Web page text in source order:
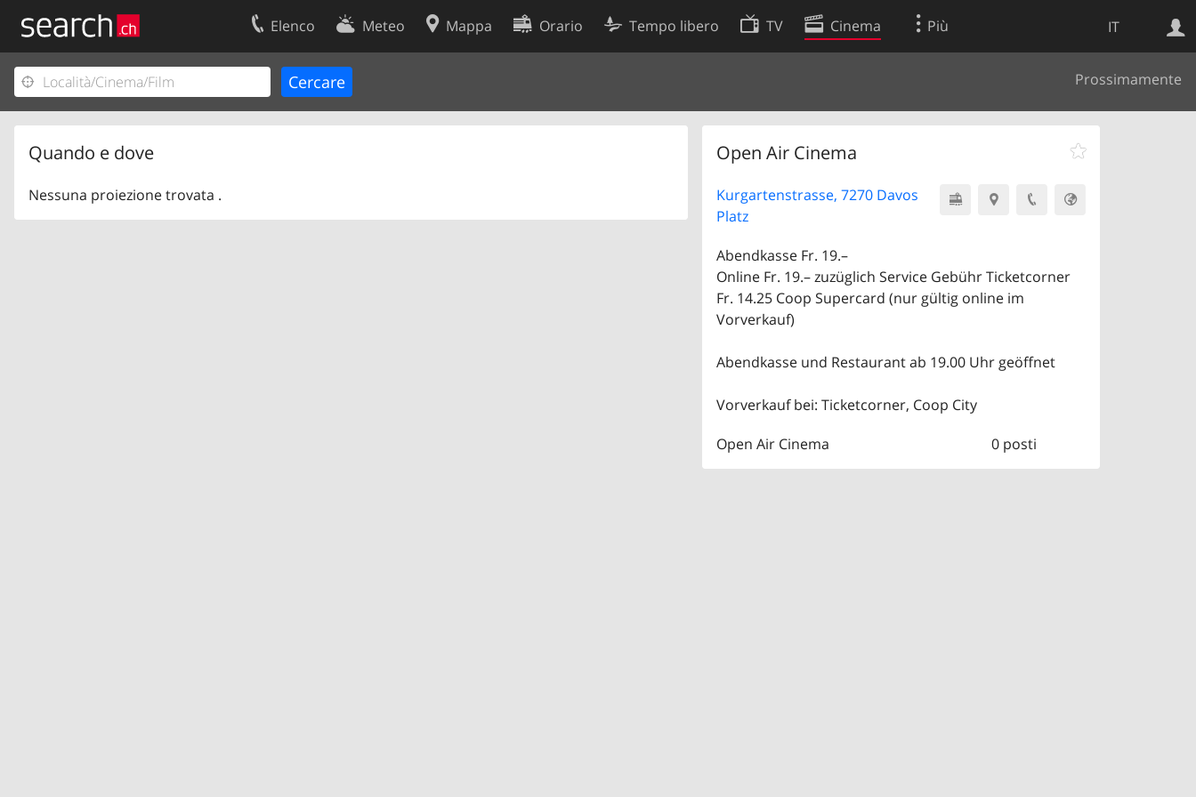
IT
Elenco Meteo Mappa Orario Tempo libero TV Cinema Più
Prossimamente
Quando e dove
Nessuna proiezione trovata .
Open Air Cinema
Kurgartenstrasse, 7270 Davos
Platz
Abendkasse Fr. 19.–
Online Fr. 19.– zuzüglich Service Gebühr Ticketcorner
Fr. 14.25 Coop Supercard (nur gültig online im
Vorverkauf)
Abendkasse und Restaurant ab 19.00 Uhr geöffnet
Vorverkauf bei: Ticketcorner, Coop City
Open Air Cinema
0 posti
Il vostro profolio
Area clienti
Contatti
Condizioni d’uso
Preferenze cookie